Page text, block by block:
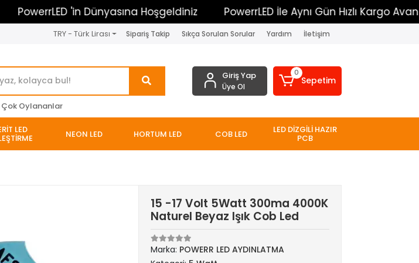
'in Dünyasına Hoşgeldiniz PowerrLED İle Aynı Gün Hızlı Kargo Avantajı
TRY - Türk Lirası Sipariş Takip Sıkça Sorulan Sorular Yardım İletişim
Çok Oylananlar
Giriş Yap
Üye Ol
0
Sepetim
LED NEON LED HORTUM LED COB LED LED DİZGİLİ HAZIR
PCB
15 -17 Volt 5Watt 300ma 4000K
Naturel Beyaz Işık Cob Led
Marka: POWERR LED AYDINLATMA